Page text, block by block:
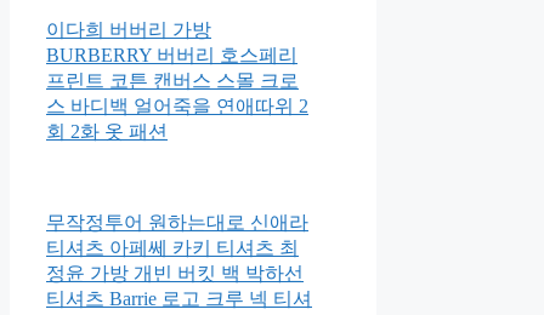
이다희 버버리 가방
BURBERRY 버버리 호스페리
프린트 코튼 캔버스 스몰 크로
스 바디백 얼어죽을 연애따위 2
회 2화 옷 패션
무작정투어 원하는대로 신애라
티셔츠 아페쎄 카키 티셔츠 최
정윤 가방 개빈 버킷 백 박하선
티셔츠 Barrie 로고 크루 넥 티셔